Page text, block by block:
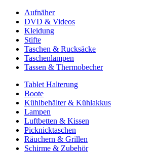
Aufnäher
DVD & Videos
Kleidung
Stifte
Taschen & Rucksäcke
Taschenlampen
Tassen & Thermobecher
Tablet Halterung
Boote
Kühlbehälter & Kühlakkus
Lampen
Luftbetten & Kissen
Picknicktaschen
Räuchern & Grillen
Schirme & Zubehör